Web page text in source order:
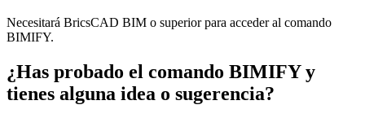
Necesitará BricsCAD BIM o superior para acceder al comando
BIMIFY.
¿Has probado el comando BIMIFY y
tienes alguna idea o sugerencia?